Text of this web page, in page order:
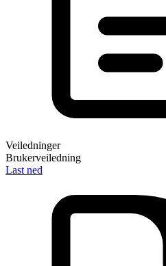
Veiledninger
Brukerveiledning
Last ned